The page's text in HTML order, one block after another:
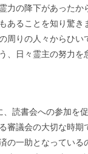
力の降下があったか
あることを知り驚き
周りの人々からひい
、日々霊主の努力を
読書会への参加を
審議会の大切な時期
の一助となっている